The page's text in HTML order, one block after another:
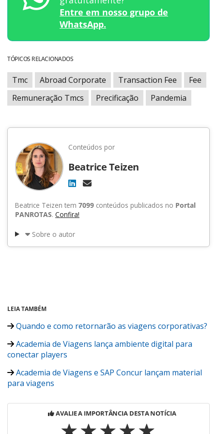
Entre em nosso grupo de
WhatsApp.
TÓPICOS RELACIONADOS
Tmc Abroad Corporate Transaction Fee
Fee
Remuneração Tmcs
Precificação Pandemia
Conteúdos por
Beatrice Teizen
Beatrice Teizen tem 7099 conteúdos publicados no Portal
PANROTAS. Confira!
Sobre o autor
LEIA TAMBÉM
Quando e como retornarão as viagens corporativas?
Academia de Viagens lança ambiente digital para
conectar players
Academia de Viagens e SAP Concur lançam material
para viagens
AVALIE A IMPORTÂNCIA DESTA NOTÍCIA